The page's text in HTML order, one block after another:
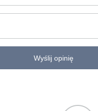
Wyślij opinię